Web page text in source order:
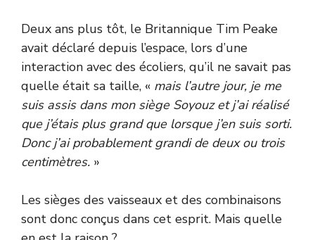
Deux ans plus tôt, le Britannique Tim Peake
avait déclaré depuis l’espace, lors d’une
interaction avec des écoliers, qu’il ne savait pas
quelle était sa taille, « mais l’autre jour, je me
suis assis dans mon siège Soyouz et j’ai réalisé
que j’étais plus grand que lorsque j’en suis sorti.
Donc j’ai probablement grandi de deux ou trois
centimètres. »
Les sièges des vaisseaux et des combinaisons
sont donc conçus dans cet esprit. Mais quelle